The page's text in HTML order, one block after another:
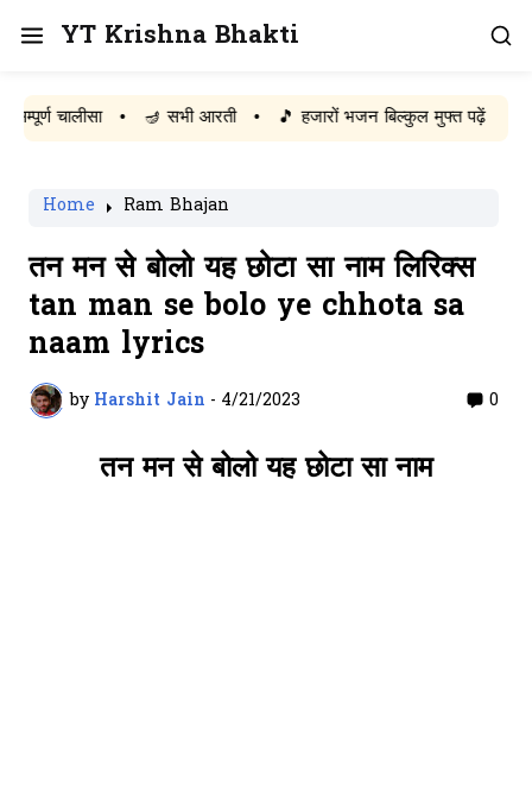
YT Krishna Bhakti
चालीसा • 🪔 सभी आरती • 🎵 हजारों भजन बिल्कुल मुफ्त पढ़ें
Home Ram Bhajan
तन मन से बोलो यह छोटा सा नाम लिरिक्स
tan man se bolo ye chhota sa
naam lyrics
by Harshit Jain - 4/21/2023 0
तन मन से बोलो यह छोटा सा नाम